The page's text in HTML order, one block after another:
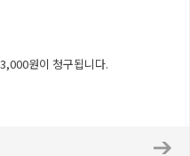
원이 청구됩니다.